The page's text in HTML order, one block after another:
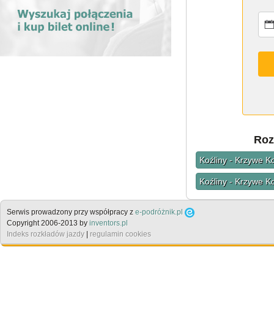
Koźliny - Krzywe
Koźliny - Krzywe
Serwis prowadzony przy współpracy z e-podróżnik.pl
Copyright 2006-2013 by inventors.pl
Indeks rozkładów jazdy
regulamin cookies